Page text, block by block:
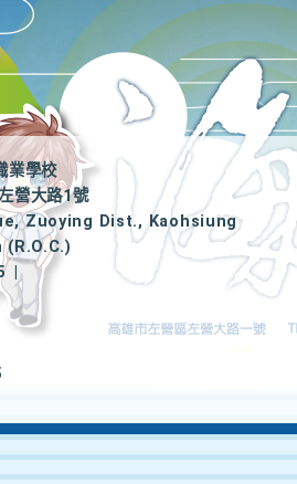
業學校
營大路1號
Zuoying Dist., Kaohsiung
|